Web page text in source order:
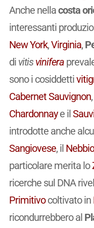
Anche nellacosta
interessanti
New York,Virginia,
di vitis vinifera
sono i cosiddetti
Cabernet Sauvignon
Chardonnaye il
introdotte anche
Sangiovese, il
particolare merita lo
ricerche sul DNA
Primitivocoltivato in
ricondurrebbero al